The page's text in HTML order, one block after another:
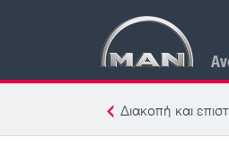
Διακοπή και